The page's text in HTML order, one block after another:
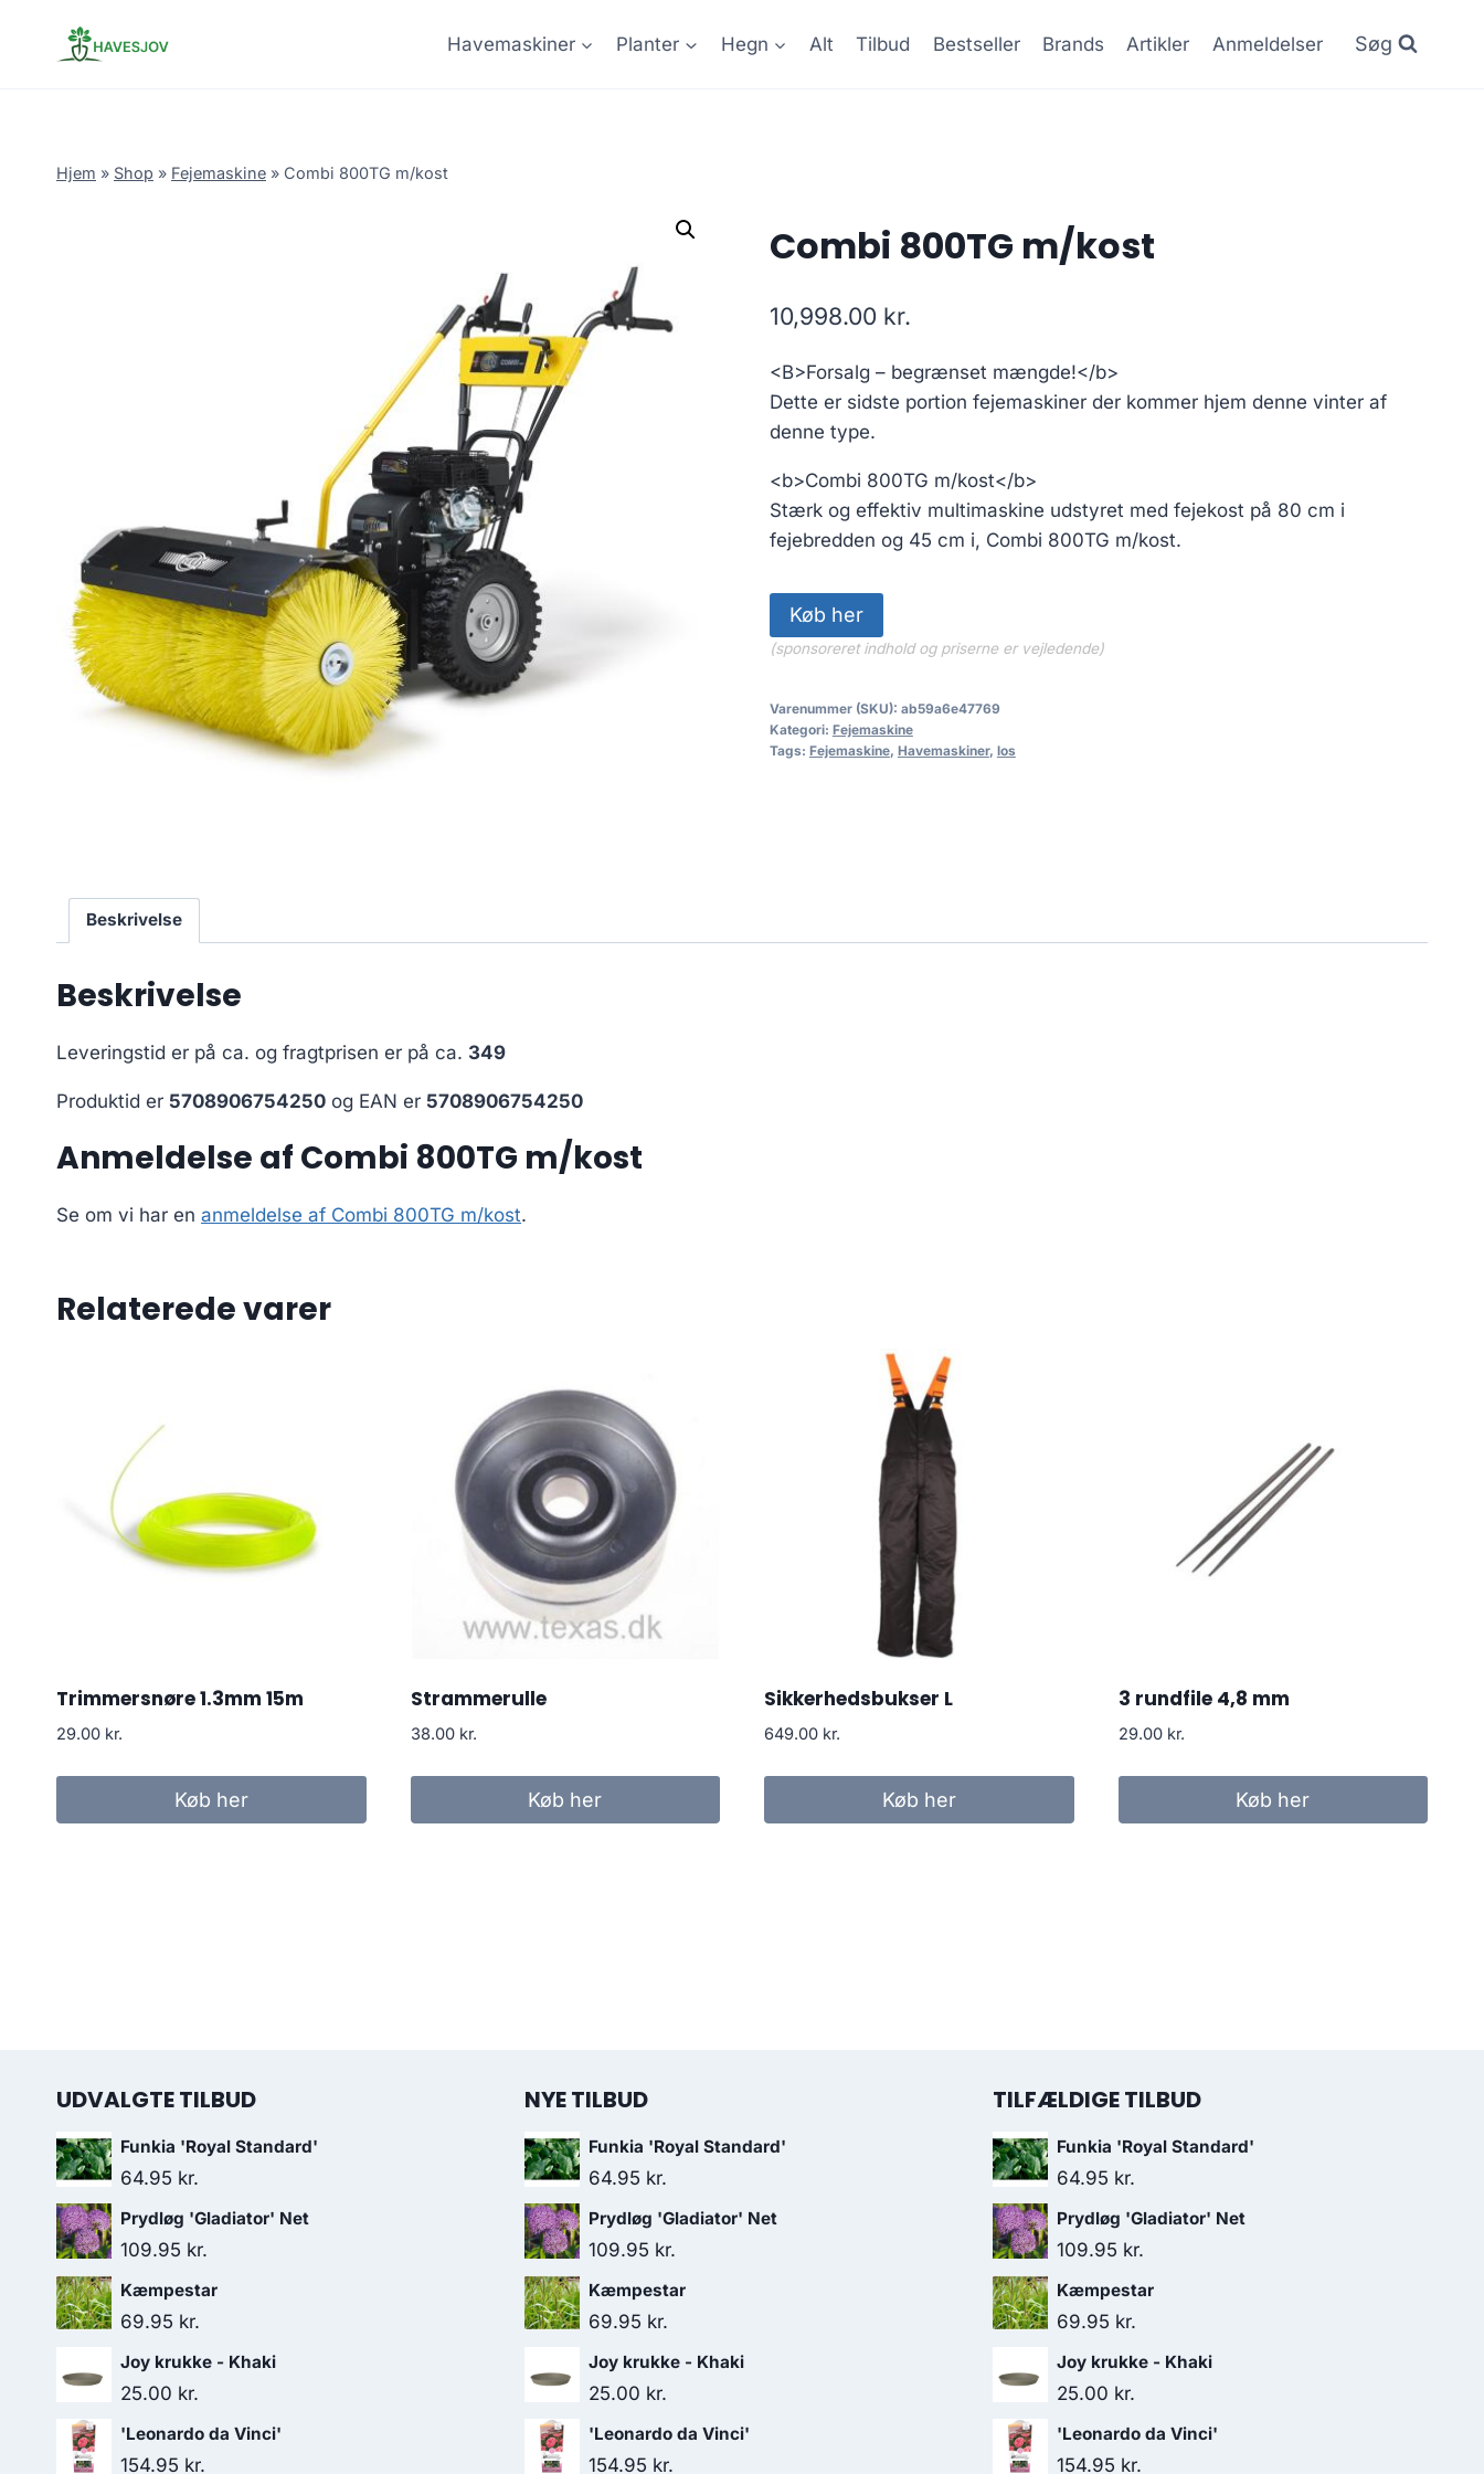
Havemaskiner Planter Hegn Alt Tilbud Bestseller Brands Artikler Anmeldelser Søg
Hjem » Shop » Fejemaskine » Combi 800TG m/kost
Combi 800TG m/kost
10,998.00 kr.
<B>Forsalg – begrænset mængde!</b>
Dette er sidste portion fejemaskiner der kommer hjem denne vinter af
denne type.
<b>Combi 800TG m/kost</b>
Stærk og effektiv multimaskine udstyret med fejekost på 80 cm i
fejebredden og 45 cm i, Combi 800TG m/kost.
Køb her
(sponsoreret indhold og priserne er vejledende)
Varenummer (SKU): ab59a6e47769
Kategori: Fejemaskine
Tags: Fejemaskine, Havemaskiner, los
Beskrivelse
Beskrivelse
Leveringstid er på ca. og fragtprisen er på ca. 349
Produktid er 5708906754250 og EAN er 5708906754250
Anmeldelse af Combi 800TG m/kost
Se om vi har en anmeldelse af Combi 800TG m/kost.
Relaterede varer
Trimmersnøre 1.3mm 15m
29.00 kr.
Køb her
Strammerulle
38.00 kr.
Køb her
Sikkerhedsbukser L
649.00 kr.
Køb her
3 rundfile 4,8 mm
29.00 kr.
Køb her
UDVALGTE TILBUD
Funkia 'Royal Standard'
64.95 kr.
Prydløg 'Gladiator' Net
109.95 kr.
Kæmpestar
69.95 kr.
Joy krukke - Khaki
25.00 kr.
'Leonardo da Vinci'
154.95 kr.
NYE TILBUD
Funkia 'Royal Standard'
64.95 kr.
Prydløg 'Gladiator' Net
109.95 kr.
Kæmpestar
69.95 kr.
Joy krukke - Khaki
25.00 kr.
'Leonardo da Vinci'
154.95 kr.
TILFÆLDIGE TILBUD
Funkia 'Royal Standard'
64.95 kr.
Prydløg 'Gladiator' Net
109.95 kr.
Kæmpestar
69.95 kr.
Joy krukke - Khaki
25.00 kr.
'Leonardo da Vinci'
154.95 kr.